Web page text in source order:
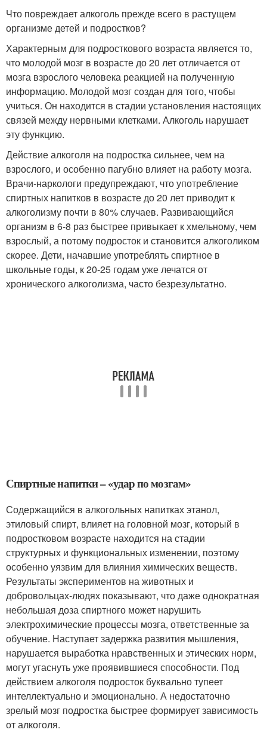
Что повреждает алкоголь прежде всего в растущем
организме детей и подростков?
Характерным для подросткового возраста является то,
что молодой мозг в возрасте до 20 лет отличается от
мозга взрослого человека реакцией на полученную
информацию. Молодой мозг создан для того, чтобы
учиться. Он находится в стадии установления настоящих
связей между нервными клетками. Алкоголь нарушает
эту функцию.
Действие алкоголя на подростка сильнее, чем на
взрослого, и особенно пагубно влияет на работу мозга.
Врачи-наркологи предупреждают, что употребление
спиртных напитков в возрасте до 20 лет приводит к
алкоголизму почти в 80% случаев. Развивающийся
организм в 6-8 раз быстрее привыкает к хмельному, чем
взрослый, а потому подросток и становится алкоголиком
скорее. Дети, начавшие употреблять спиртное в
школьные годы, к 20-25 годам уже лечатся от
хронического алкоголизма, часто безрезультатно.
Спиртные напитки – «удар по мозгам»
Содержащийся в алкогольных напитках этанол,
этиловый спирт, влияет на головной мозг, который в
подростковом возрасте находится на стадии
структурных и функциональных изменении, поэтому
особенно уязвим для влияния химических веществ.
Результаты экспериментов на животных и
добровольцах-людях показывают, что даже однократная
небольшая доза спиртного может нарушить
электрохимические процессы мозга, ответственные за
обучение. Наступает задержка развития мышления,
нарушается выработка нравственных и этических норм,
могут угаснуть уже проявившиеся способности. Под
действием алкоголя подросток буквально тупеет
интеллектуально и эмоционально. А недостаточно
зрелый мозг подростка быстрее формирует зависимость
от алкоголя.